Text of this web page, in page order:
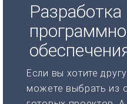
Разработка
Если вы хотите
можете выбрать из